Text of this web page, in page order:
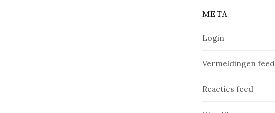
META
Login
Vermeldingen feed
Reacties feed